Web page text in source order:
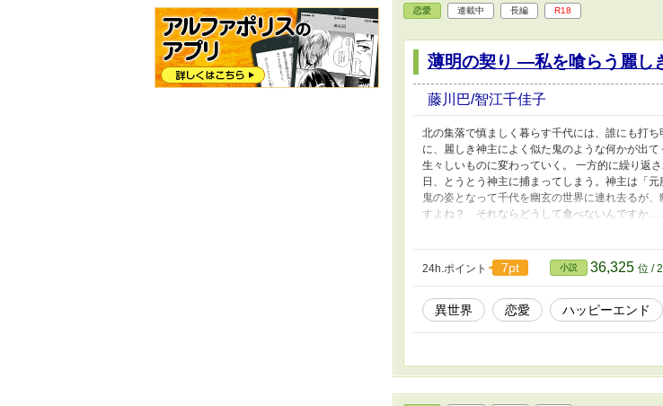
恋愛 連載中 長編 R18
薄明の契り ―私を喰らう麗し
藤川巴/智江千佳子
北の集落で慎ましく暮らす千代には、誰にも打
に、麗しき神主によく似た鬼のような何かが出
生々しいものに変わっていく。 一方的に繰り返
日、とうとう神主に捕まってしまう。神主は「
鬼の姿となって千代を幽玄の世界に連れ去るが
すよね？ それならどうして食べないんですか
が泣くと心の臓が痛んで仕方がない。君が消え
るから食らいたくない。 これは孤独な鬼が愛す
24h.ポイント
7pt 小説 36,325 位 /
異世界 恋愛 ハッピーエンド